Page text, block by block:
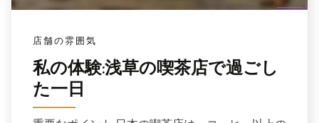
店舗の雰囲気
私の体験:浅草の喫茶店で過ごし
た一日